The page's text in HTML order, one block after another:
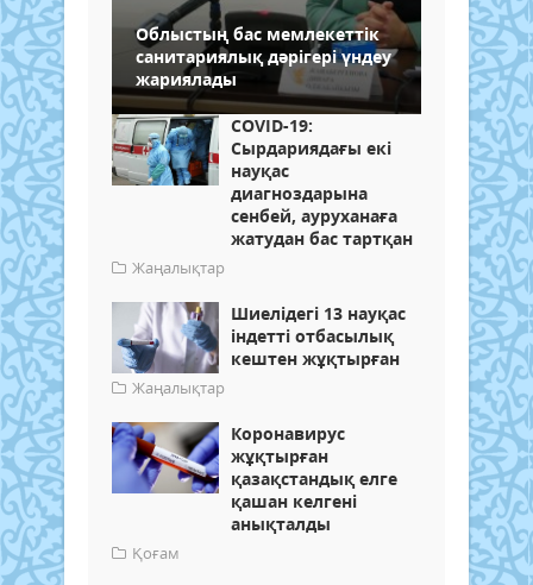
Облыстың бас мемлекеттік
санитариялық дәрігері үндеу
жариялады
COVID-19:
Сырдариядағы екі
науқас
диагноздарына
сенбей, ауруханаға
жатудан бас тартқан
Жаңалықтар
Шиелідегі 13 науқас
індетті отбасылық
кештен жұқтырған
Жаңалықтар
Коронавирус
жұқтырған
қазақстандық елге
қашан келгені
анықталды
Қоғам